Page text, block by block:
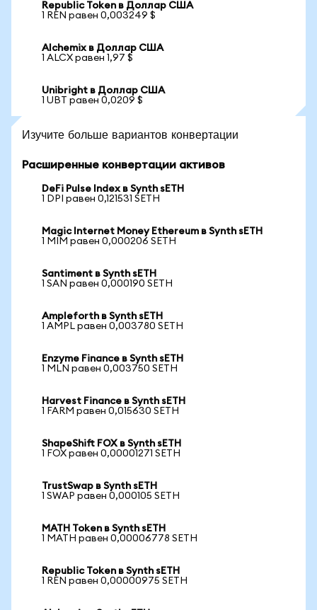
Republic Token в Доллар США
1 REN равен 0,003249 $
Alchemix в Доллар США
1 ALCX равен 1,97 $
Unibright в Доллар США
1 UBT равен 0,0209 $
Изучите больше вариантов конвертации
Расширенные конвертации активов
DeFi Pulse Index в Synth sETH
1 DPI равен 0,121531 SETH
Magic Internet Money Ethereum в Synth sETH
1 MIM равен 0,000206 SETH
Santiment в Synth sETH
1 SAN равен 0,000190 SETH
Ampleforth в Synth sETH
1 AMPL равен 0,003780 SETH
Enzyme Finance в Synth sETH
1 MLN равен 0,003750 SETH
Harvest Finance в Synth sETH
1 FARM равен 0,015630 SETH
ShapeShift FOX в Synth sETH
1 FOX равен 0,00001271 SETH
TrustSwap в Synth sETH
1 SWAP равен 0,000105 SETH
MATH Token в Synth sETH
1 MATH равен 0,00006778 SETH
Republic Token в Synth sETH
1 REN равен 0,00000975 SETH